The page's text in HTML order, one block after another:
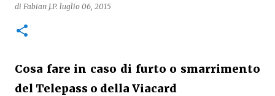
di Fabian J.P. luglio 06, 2015
Cosa fare in caso di furto o smarrimento
del Telepass o della Viacard